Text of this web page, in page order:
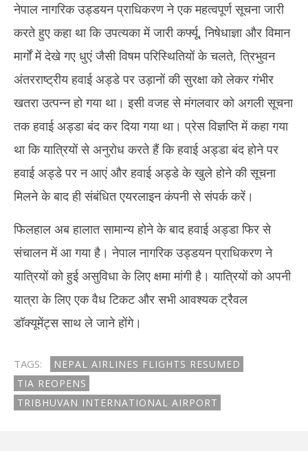
नेपाल नागरिक उड्डयन प्राधिकरण ने एक महत्वपूर्ण सूचना जारी
करते हुए कहा था कि उपत्यका में जारी कर्फ्यू, निषेधाज्ञा और विमान
मार्गों में देखे गए धुएं जैसी विषम परिस्थितियों के चलते, त्रिभुवन
अंतरराष्ट्रीय हवाई अड्डे पर उड़ानों की सुरक्षा को लेकर गंभीर
खतरा उत्पन्न हो गया था। इसी वजह से मंगलवार को अगली सूचना
तक हवाई अड्डा बंद कर दिया गया था। प्रेस विज्ञप्ति में कहा गया
था कि यात्रियों से अनुरोध करते हैं कि हवाई अड्डा बंद होने पर
हवाई अड्डे पर न आएं और हवाई अड्डे के खुले होने की सूचना
मिलने के बाद ही संबंधित एयरलाइन कंपनी से संपर्क करें।
फिलहाल अब हालात सामान्य होने के बाद हवाई अड्डा फिर से
संचालन में आ गया है। नेपाल नागरिक उड्डयन प्राधिकरण ने
यात्रियों को हुई असुविधा के लिए क्षमा मांगी है। यात्रियों को अपनी
यात्रा के लिए एक वैध टिकट और सभी आवश्यक ट्रैवल
डॉक्यूमेंट्स साथ ले जाने होंगे।
TAGS:
NEPAL AIRLINES FLIGHTS RESUMED
TIA REOPENS
TRIBHUVAN INTERNATIONAL AIRPORT